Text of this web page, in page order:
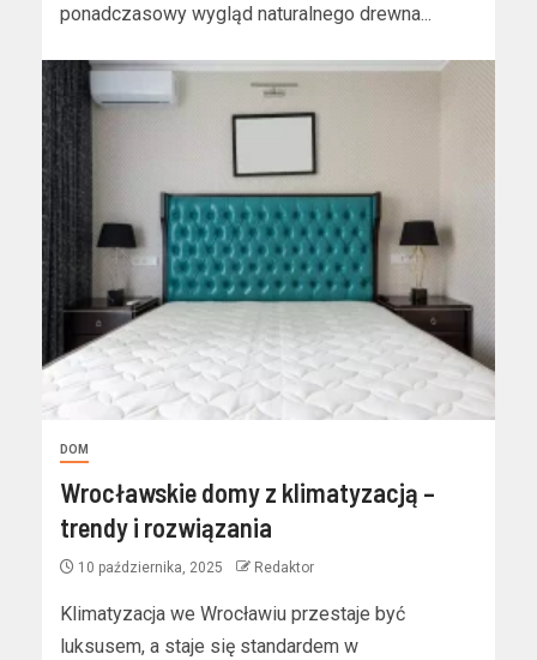
ponadczasowy wygląd naturalnego drewna...
DOM
Wrocławskie domy z klimatyzacją –
trendy i rozwiązania
10 października, 2025 Redaktor
Klimatyzacja we Wrocławiu przestaje być
luksusem, a staje się standardem w